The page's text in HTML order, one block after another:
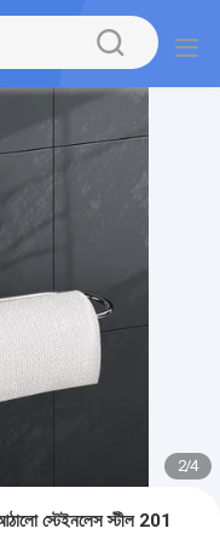
2/4
স্টেইনলেস স্টীল 201